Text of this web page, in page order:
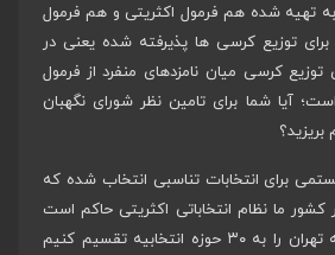
تهیه شده هم فرمول اکثریتی و هم فرمول
توزیع کرسی ها پذیرفته شده یعنی در
توزیع کرسی میان نامزدهای منفرد از فرمول
آیا شما برای تامین نظر شورای نگهبان
برای انتخابات تناسبی انتخاب شده که
کشور ما نظام انتخاباتی اکثریتی حاکم است
بهترین کار این است که تهران را به ۳۰ حوزه انتخابیه تقسیم کنیم